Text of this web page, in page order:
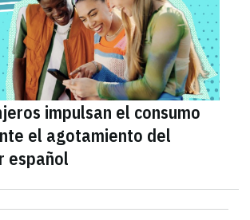
impulsan el consumo
el agotamiento del
español